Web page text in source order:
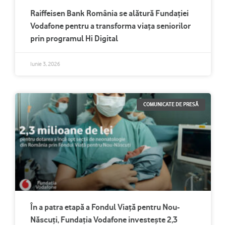
Raiffeisen Bank România se alătură Fundației
Vodafone pentru a transforma viața seniorilor
prin programul Hi Digital
Iunie 3, 2026
COMUNICATE DE PRESĂ
În a patra etapă a Fondul Viață pentru Nou-
Născuți, Fundația Vodafone investește 2,3